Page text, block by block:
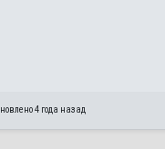
4 года назад